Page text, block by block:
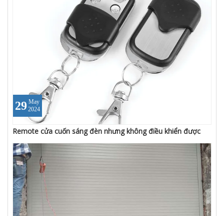
29 May
2024
Remote cửa cuốn sáng đèn nhưng không điều khiển được